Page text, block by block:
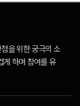
을 위한 궁극의 소
게 하며 참여를 유